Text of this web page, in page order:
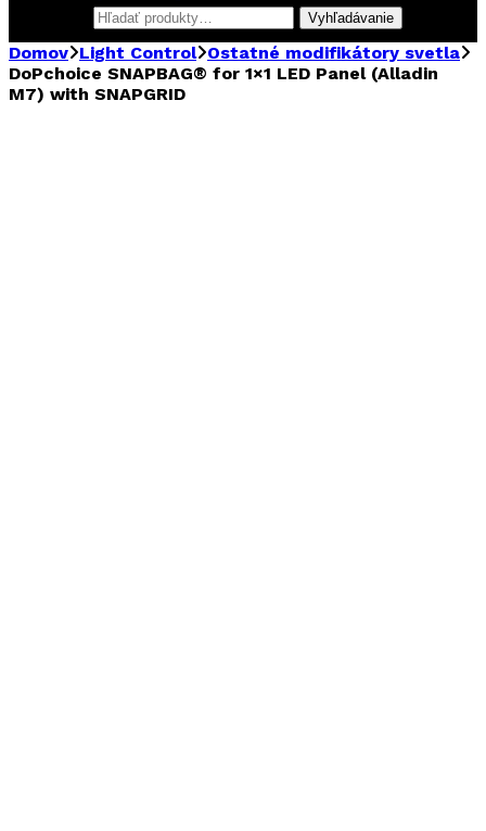
Vyhľadávanie
Domov Light Control Ostatné modifikátory svetla
DoPchoice SNAPBAG® for 1×1 LED Panel (Alladin
M7) with SNAPGRID